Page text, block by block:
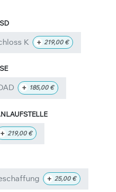
K + 219,00€
+ 185,00€
+ 219,00€
+ 25,00€